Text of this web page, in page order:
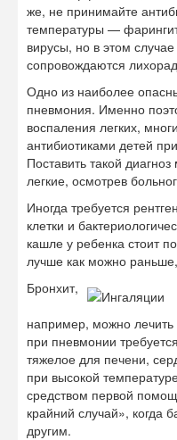
же, не принимайте
температуры —
вирусы, но в этом
сопровождаются
Одно из наиболее
пневмония. Именно
воспаления легких,
антибиотиками детей
Поставить такой
легкие, осмотрев
Иногда требуется
клетки и
кашле у ребенка стоит
лучше как можно
Бронхит,
например, можно
при пневмонии
тяжелое для печени,
при высокой
средством первой
крайний случай», когда
другим.